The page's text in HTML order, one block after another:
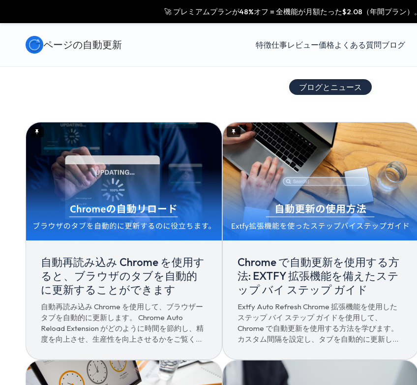
🚀 プレミアムプランが48%オフ = 全機能が月額たった$2.08（年間プラン）。
ページの自動更新 特徴仕事レビュー価格よくある質問ブログ
ブログとニュース
自動再読み込み Chrome を使用す
ると、ブラウザのタブを自動的
に更新することができます
自動再読み込み Chrome を使用して、ブラウザー
タブを自動的に更新します。 Chrome Auto
Reload Extension がどのように時間を節約し、精
度を向上させ、生産性を向上させるかをご覧くだ
Chrome で自動更新を使用する方
法: EXTFY 拡張機能を備えたステ
ップ バイ ステップ ガイド
Extfy Auto Refresh Chrome 拡張機能を使用した
ステップ バイ ステップ ガイドを使用して、
Chrome で自動更新を使用する方法を学びます。
カスタム間隔を設定し、タブを自動的に更新しま